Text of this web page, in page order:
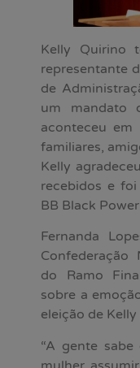
Kelly Quirino
representante
de
um mandato
aconteceu em
familiares,
Kelly
recebidos e
BB Black
Fernanda
Confederação
do Ramo
sobre a
eleição de
“A gente